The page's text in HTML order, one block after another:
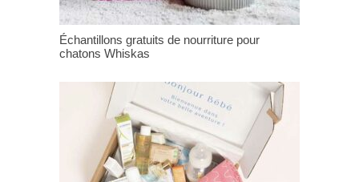
Échantillons gratuits de nourriture pour
chatons Whiskas